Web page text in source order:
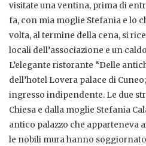
visitate una ventina, prima di
fa, con mia moglie Stefania e lo
volta, al termine della cena, si
locali dell’associazione e un
L’elegante ristorante “Delle
dell’hotel Lovera palace di
ingresso indipendente. Le due
Chiesa e dalla moglie Stefania
antico palazzo che apparteneva
le nobili mura hanno